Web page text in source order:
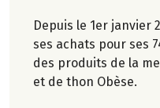
Depuis le 1er janvier
ses achats pour ses
des produits de la
et de thon Obèse.